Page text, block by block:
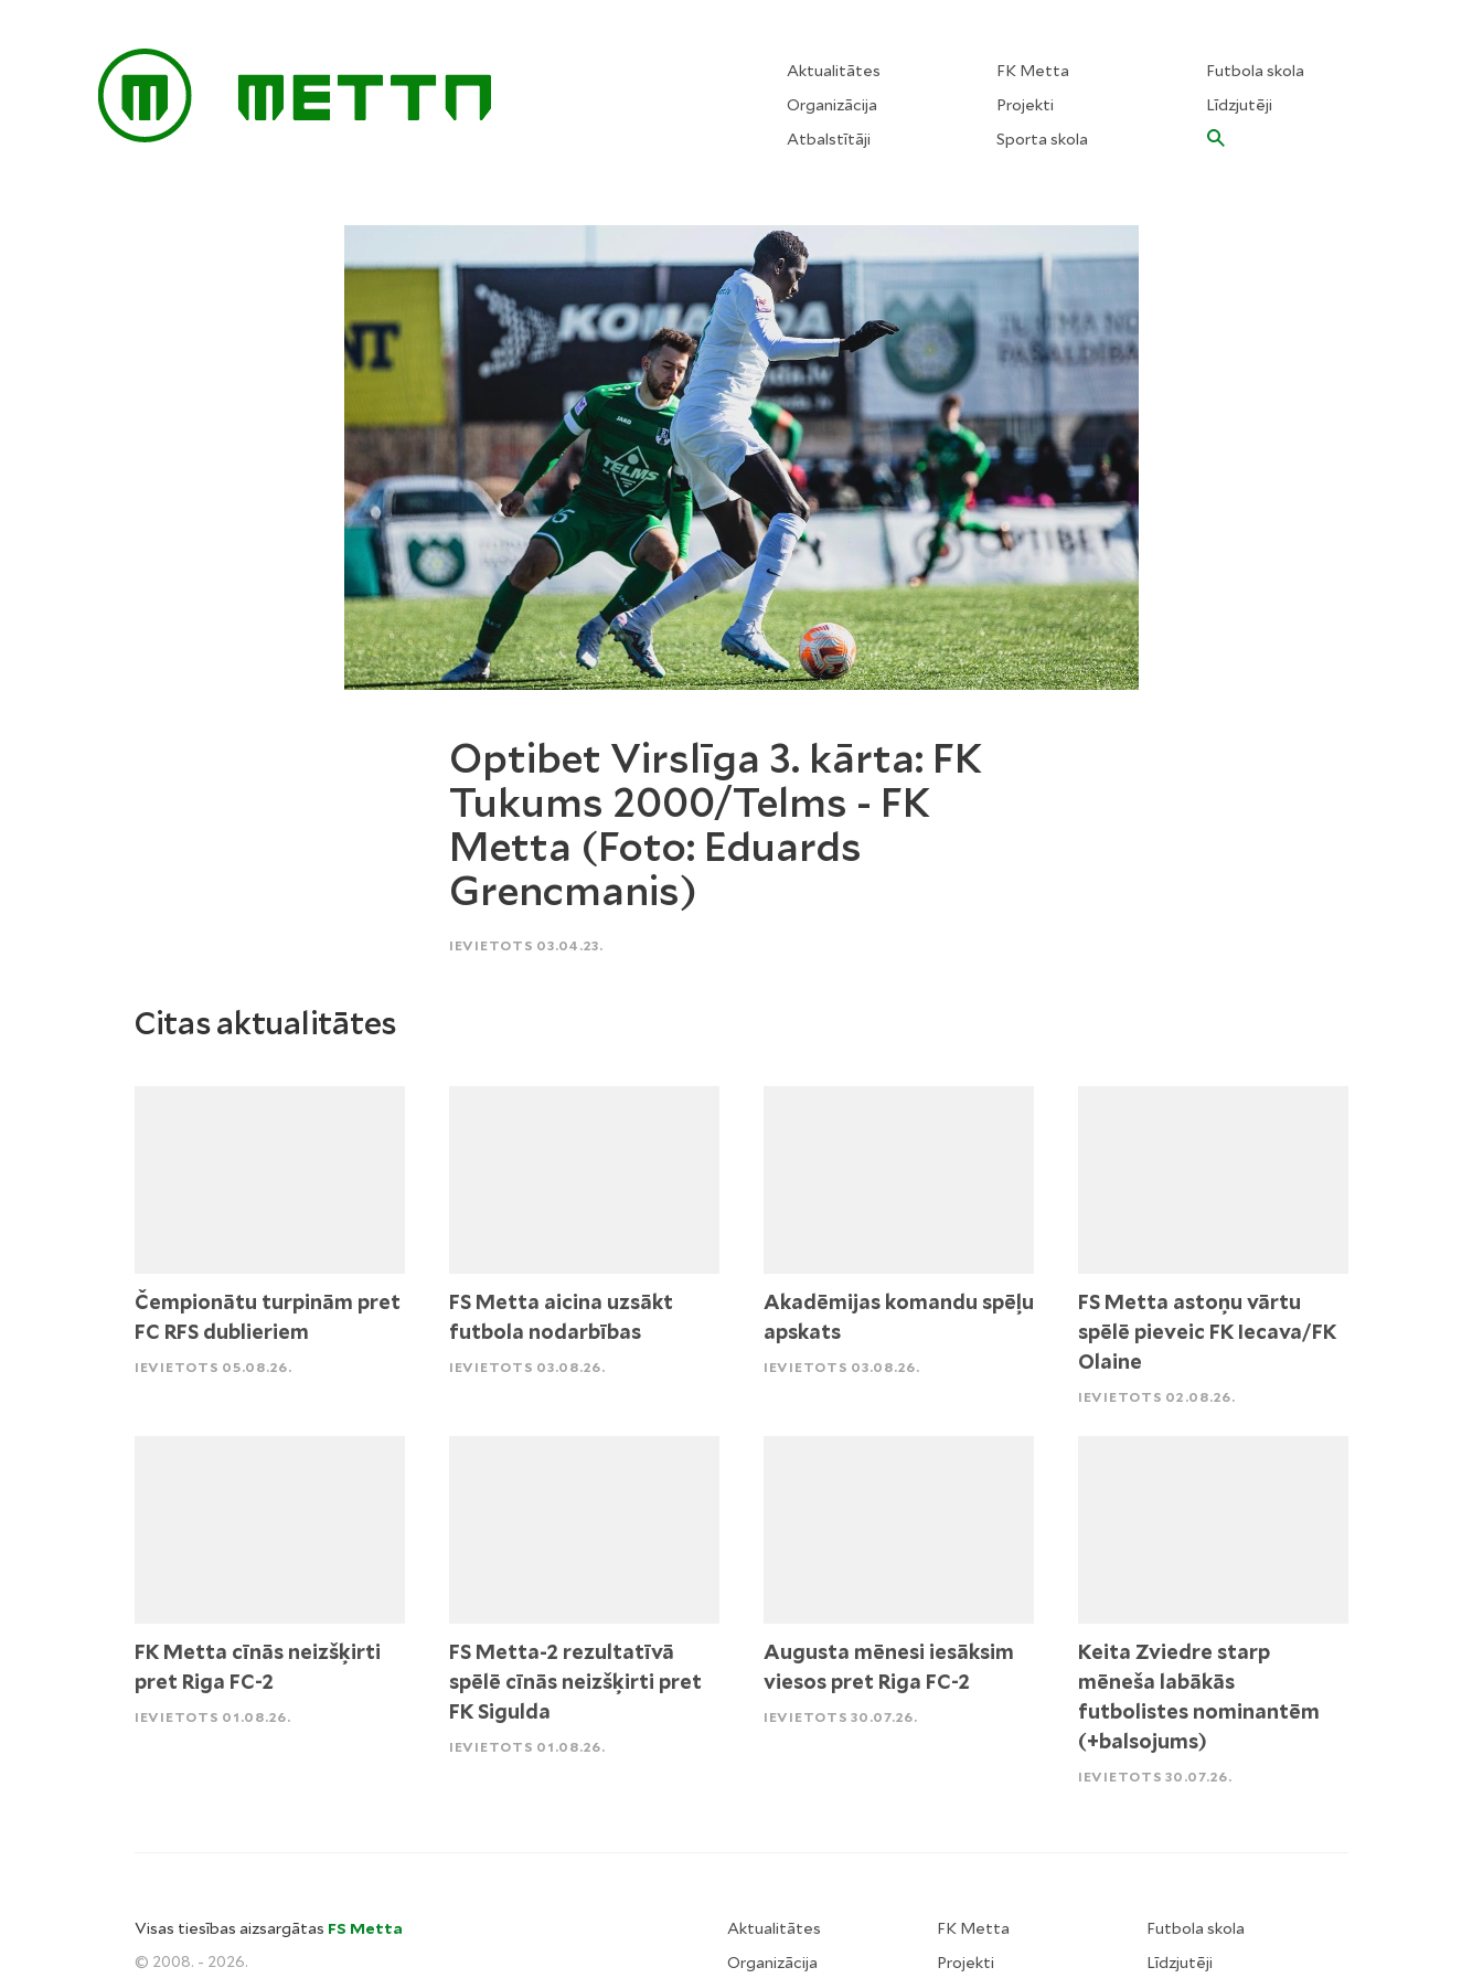
Aktualitātes
Organizācija
Atbalstītāji
FK Metta
Projekti
Sporta skola
Futbola skola
Līdzjutēji
Optibet Virslīga 3. kārta: FK
Tukums 2000/Telms - FK
Metta (Foto: Eduards
Grencmanis)
IEVIETOTS 03.04.23.
Citas aktualitātes
Čempionātu turpinām pret
FC RFS dublieriem
IEVIETOTS 05.08.26.
FS Metta aicina uzsākt
futbola nodarbības
IEVIETOTS 03.08.26.
Akadēmijas komandu spēļu
apskats
IEVIETOTS 03.08.26.
FS Metta astoņu vārtu
spēlē pieveic FK Iecava/FK
Olaine
IEVIETOTS 02.08.26.
FK Metta cīnās neizšķirti
pret Riga FC-2
IEVIETOTS 01.08.26.
FS Metta-2 rezultatīvā
spēlē cīnās neizšķirti pret
FK Sigulda
IEVIETOTS 01.08.26.
Augusta mēnesi iesāksim
viesos pret Riga FC-2
IEVIETOTS 30.07.26.
Keita Zviedre starp
mēneša labākās
futbolistes nominantēm
(+balsojums)
IEVIETOTS 30.07.26.
Visas tiesības aizsargātas FS Metta
© 2008. - 2026.
Aktualitātes
Organizācija
FK Metta
Projekti
Futbola skola
Līdzjutēji